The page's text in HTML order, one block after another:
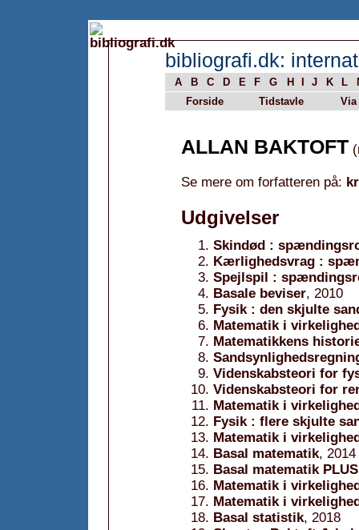
bibliografi.dk:
A B C D E F G H J K L
Forside
Tidstavle Via
ALLAN BAKTOFT
Se mere om forfatteren på:
Udgivelser
Skindød :
Kærlighedsvrag :
Spejlspil :
Basale beviser, 2010
Fysik : den skjulte
Matematik i
Matematikkens
Videnskabsteori for
Videnskabsteori for
Matematik i
Fysik : flere skjulte
Matematik i
Basal matematik, 2014
Basal matematik PLUS
Matematik i
Matematik i
Basal statistik, 2018